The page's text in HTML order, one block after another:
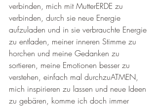
verbinden, mich mit MutterERDE zu
verbinden, durch sie neue Energie
aufzuladen und in sie verbrauchte Energie
zu entladen, meiner inneren Stimme zu
horchen und meine Gedanken zu
sortieren, meine Emotionen besser zu
verstehen, einfach mal durchzuATMEN,
mich inspirieren zu lassen und neue Ideen
zu gebären, komme ich doch immer